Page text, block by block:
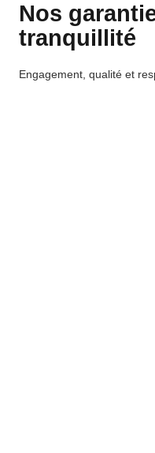
Nos
tranquillité
Engagement, qualité et